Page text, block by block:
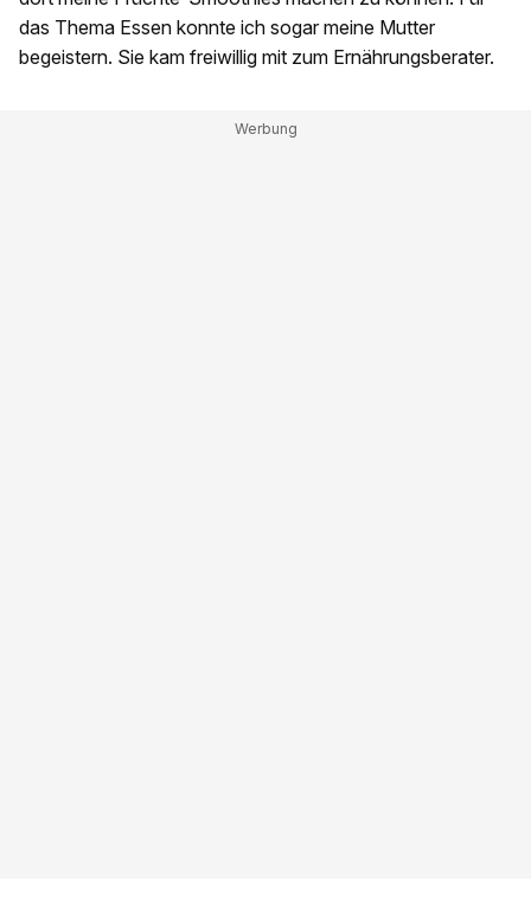
das Thema Essen konnte ich sogar meine Mutter
begeistern. Sie kam freiwillig mit zum Ernährungsberater.